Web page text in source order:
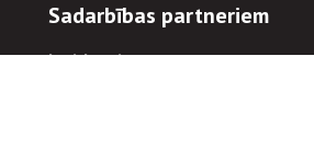
Sadarbības partneriem
Iepirkumi